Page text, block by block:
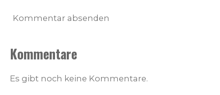
Kommentar absenden
Kommentare
Es gibt noch keine Kommentare.